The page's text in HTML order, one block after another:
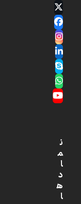
Twitter
(deprecated)
Facebook
Instagram
LinkedIn
Skype
Whatsapp
YouTube
ن
م
ا
د
ه
ا